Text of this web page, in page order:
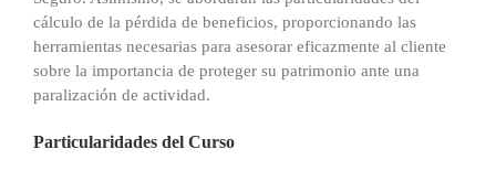
cálculo de la pérdida de beneficios, proporcionando las
herramientas necesarias para asesorar eficazmente al cliente
sobre la importancia de proteger su patrimonio ante una
paralización de actividad.
Particularidades del Curso